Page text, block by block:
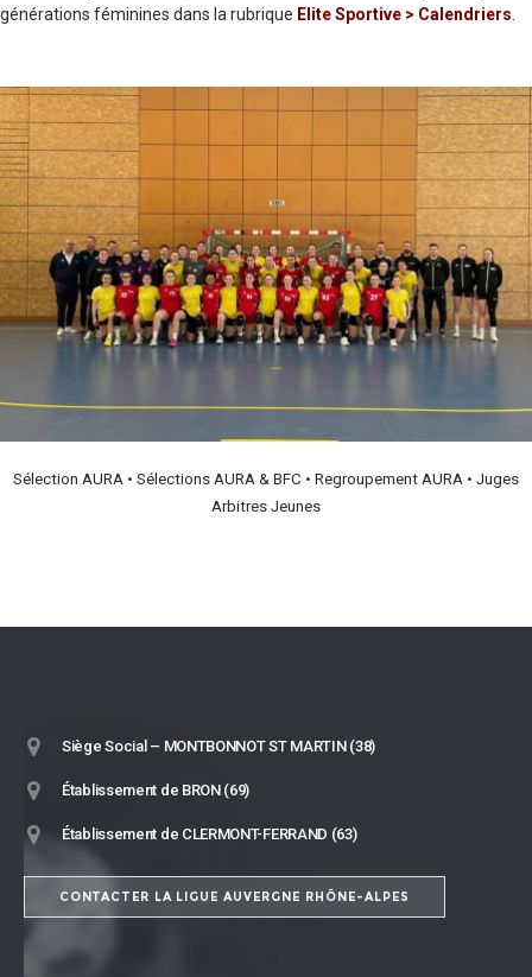
générations féminines dans la rubrique Elite Sportive > Calendriers.
Sélection AURA • Sélections AURA & BFC • Regroupement AURA • Juges
Arbitres Jeunes
Siège Social – MONTBONNOT ST MARTIN (38)
Établissement de BRON (69)
Établissement de CLERMONT-FERRAND (63)
CONTACTER LA LIGUE AUVERGNE RHÔNE-ALPES